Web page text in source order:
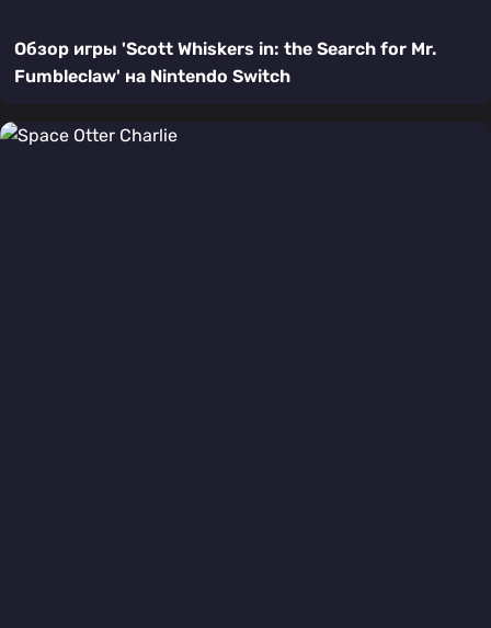
Обзор игры 'Scott Whiskers in: the Search for Mr.
Fumbleclaw' на Nintendo Switch